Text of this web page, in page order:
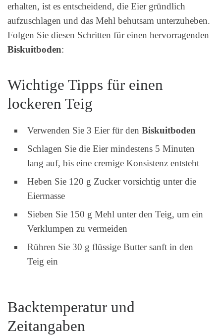
erhalten, ist es entscheidend, die Eier gründlich
aufzuschlagen und das Mehl behutsam unterzuheben.
Folgen Sie diesen Schritten für einen hervorragenden
Biskuitboden:
Wichtige Tipps für einen
lockeren Teig
Verwenden Sie 3 Eier für den Biskuitboden
Schlagen Sie die Eier mindestens 5 Minuten
lang auf, bis eine cremige Konsistenz entsteht
Heben Sie 120 g Zucker vorsichtig unter die
Eiermasse
Sieben Sie 150 g Mehl unter den Teig, um ein
Verklumpen zu vermeiden
Rühren Sie 30 g flüssige Butter sanft in den
Teig ein
Backtemperatur und
Zeitangaben